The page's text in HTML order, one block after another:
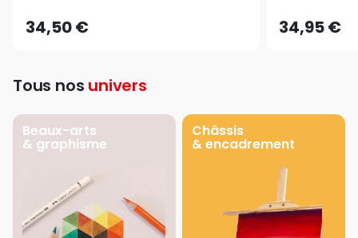
34,50 € 34,95 €
Tous nos univers
Beaux-arts
& graphisme
Châssis
& encadrement